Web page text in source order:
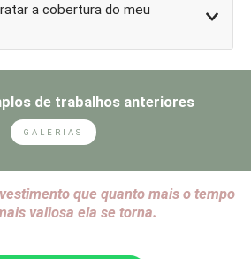
a cobertura do meu
de trabalhos anteriores
GALERIAS
que quanto mais o tempo
valiosa ela se torna.